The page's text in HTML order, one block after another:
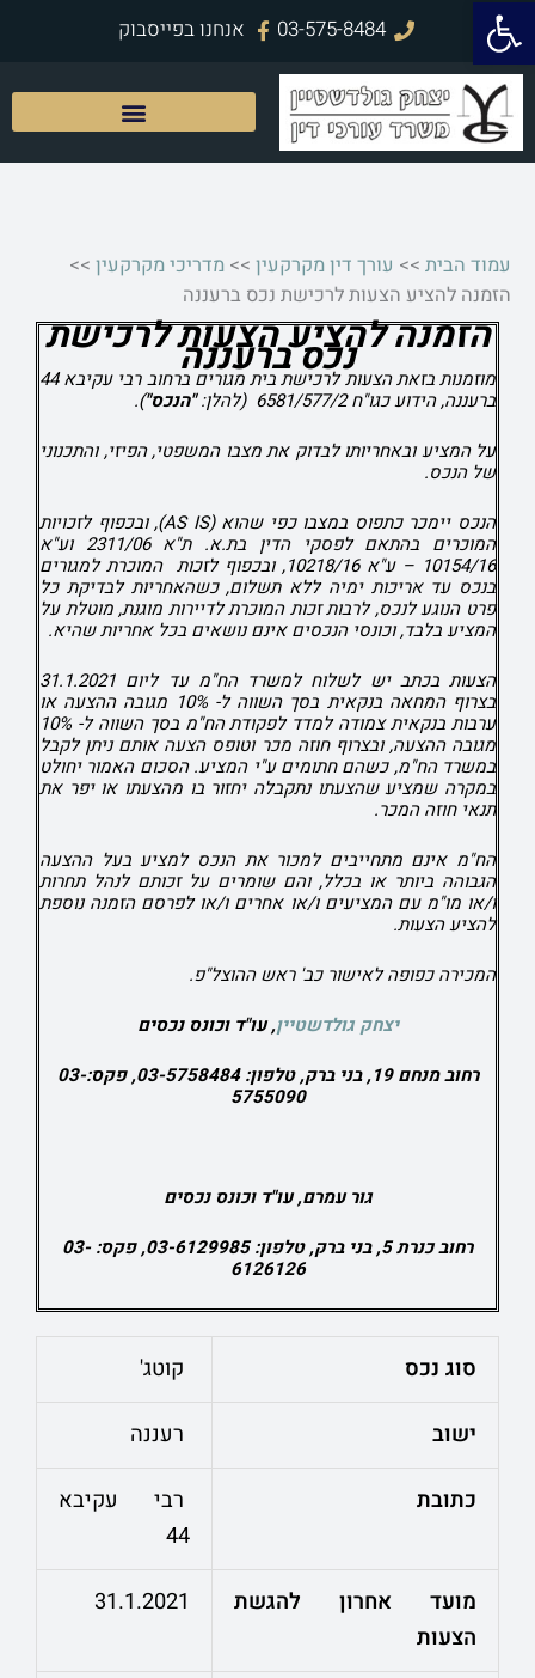
פתח סרגל נגישות
דילוג
לתוכן
03-575-8484 אנחנו בפייסבוק
עמוד הבית >> עורך דין מקרקעין >> מדריכי מקרקעין >>
הזמנה להציע הצעות לרכישת נכס ברעננה
הזמנה להציע הצעות לרכישת
נכס ברעננה
מוזמנות בזאת הצעות לרכישת בית מגורים ברחוב רבי עקיבא 44
ברעננה, הידוע כגו"ח 6581/577/2 (להלן:
"הנכס").
על המציע ובאחריותו לבדוק את מצבו המשפטי, הפיזי, והתכנוני
של הנכס.
הנכס יימכר כתפוס במצבו כפי שהוא (AS IS), ובכפוף לזכויות
המוכרים בהתאם לפסקי הדין בת.א. ת"א 2311/06 וע"א
10154/16 – ע"א 10218/16, ובכפוף לזכות המוכרת למגורים
בנכס עד אריכות ימיה ללא תשלום, כשהאחריות לבדיקת כל
פרט הנוגע לנכס, לרבות זכות המוכרת לדיירות מוגנת, מוטלת על
המציע בלבד, וכונסי הנכסים אינם נושאים בכל אחריות שהיא.
הצעות בכתב יש לשלוח למשרד הח"מ עד ליום 31.1.2021
בצרוף המחאה בנקאית בסך השווה ל- 10% מגובה ההצעה או
ערבות בנקאית צמודה למדד לפקודת הח"מ בסך השווה ל- 10%
מגובה ההצעה, ובצרוף חוזה מכר וטופס הצעה אותם ניתן לקבל
במשרד הח"מ, כשהם חתומים ע"י המציע. הסכום האמור יחולט
במקרה שמציע שהצעתו נתקבלה יחזור בו מהצעתו או יפר את
תנאי חוזה המכר.
הח"מ אינם מתחייבים למכור את הנכס למציע בעל ההצעה
הגבוהה ביותר או בכלל, והם שומרים על זכותם לנהל תחרות
ו/או מו"מ עם המציעים ו/או אחרים ו/או לפרסם הזמנה נוספת
להציע הצעות.
המכירה כפופה לאישור כב' ראש ההוצל"פ.
יצחק גולדשטיין, עו"ד וכונס נכסים
רחוב מנחם 19, בני ברק, טלפון: 03-5758484, פקס:03-
5755090
גור עמרם, עו"ד וכונס נכסים
רחוב כנרת 5, בני ברק, טלפון: 03-6129985, פקס: 03-
6126126
סוג נכס קוטג'
ישוב רעננה
כתובת
רבי עקיבא
44
מועד אחרון להגשת
הצעות
31.1.2021